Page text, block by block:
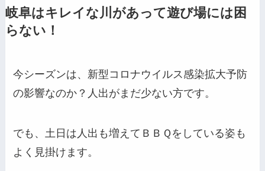
岐阜はキレイな川があって遊び場には困
らない！
今シーズンは、新型コロナウイルス感染拡大予防
の影響なのか？人出がまだ少ない方です。
でも、土日は人出も増えてＢＢＱをしている姿も
よく見掛けます。